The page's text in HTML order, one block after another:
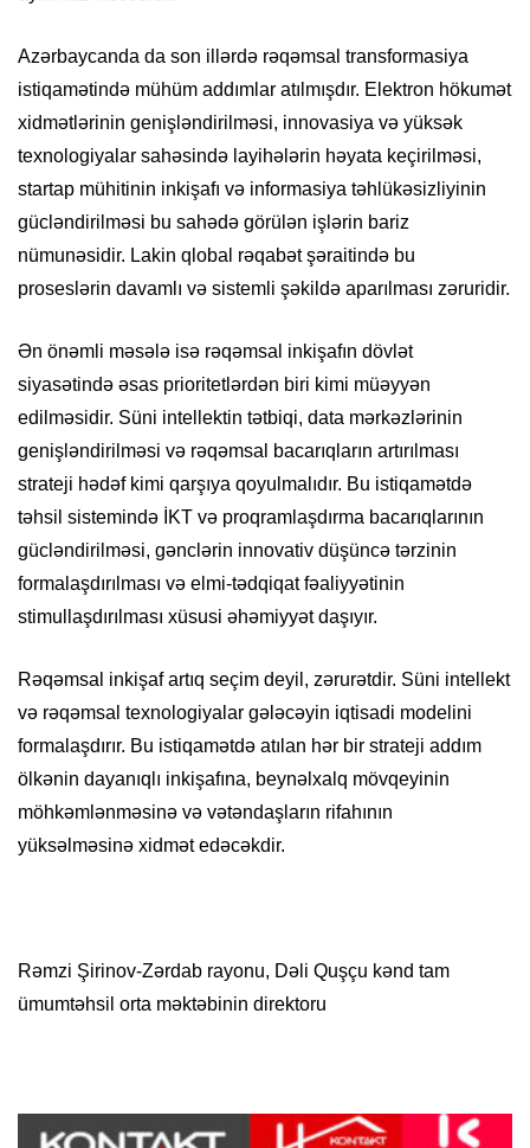
Azərbaycanda da son illərdə rəqəmsal transformasiya
istiqamətində mühüm addımlar atılmışdır. Elektron hökumət
xidmətlərinin genişləndirilməsi, innovasiya və yüksək
texnologiyalar sahəsində layihələrin həyata keçirilməsi,
startap mühitinin inkişafı və informasiya təhlükəsizliyinin
gücləndirilməsi bu sahədə görülən işlərin bariz
nümunəsidir. Lakin qlobal rəqabət şəraitində bu
proseslərin davamlı və sistemli şəkildə aparılması zəruridir.
Ən önəmli məsələ isə rəqəmsal inkişafın dövlət
siyasətində əsas prioritetlərdən biri kimi müəyyən
edilməsidir. Süni intellektin tətbiqi, data mərkəzlərinin
genişləndirilməsi və rəqəmsal bacarıqların artırılması
strateji hədəf kimi qarşıya qoyulmalıdır. Bu istiqamətdə
təhsil sistemində İKT və proqramlaşdırma bacarıqlarının
gücləndirilməsi, gənclərin innovativ düşüncə tərzinin
formalaşdırılması və elmi-tədqiqat fəaliyyətinin
stimullaşdırılması xüsusi əhəmiyyət daşıyır.
Rəqəmsal inkişaf artıq seçim deyil, zərurətdir. Süni intellekt
və rəqəmsal texnologiyalar gələcəyin iqtisadi modelini
formalaşdırır. Bu istiqamətdə atılan hər bir strateji addım
ölkənin dayanıqlı inkişafına, beynəlxalq mövqeyinin
möhkəmlənməsinə və vətəndaşların rifahının
yüksəlməsinə xidmət edəcəkdir.
Rəmzi Şirinov-Zərdab rayonu, Dəli Quşçu kənd tam
ümumtəhsil orta məktəbinin direktoru